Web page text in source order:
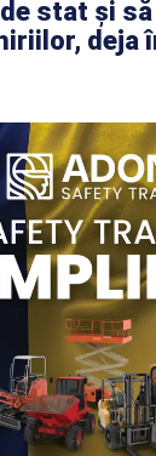
stat și
deja